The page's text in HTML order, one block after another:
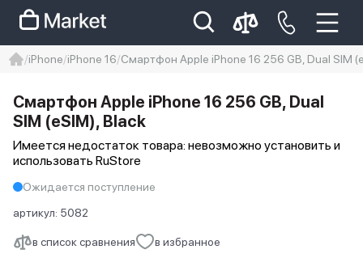
Iphone 14 pro max
айфон 14
iPhone iPhone 16 Смартфон Apple iPhone 16 256 GB, Dual SIM
в список сравнения в избранное
Смартфон Apple iPhone 16 256 GB, Dual
SIM (eSIM), Black
Имеется недостаток товара: невозможно установить и
использовать RuStore
Ожидается поступление
артикул: 5082